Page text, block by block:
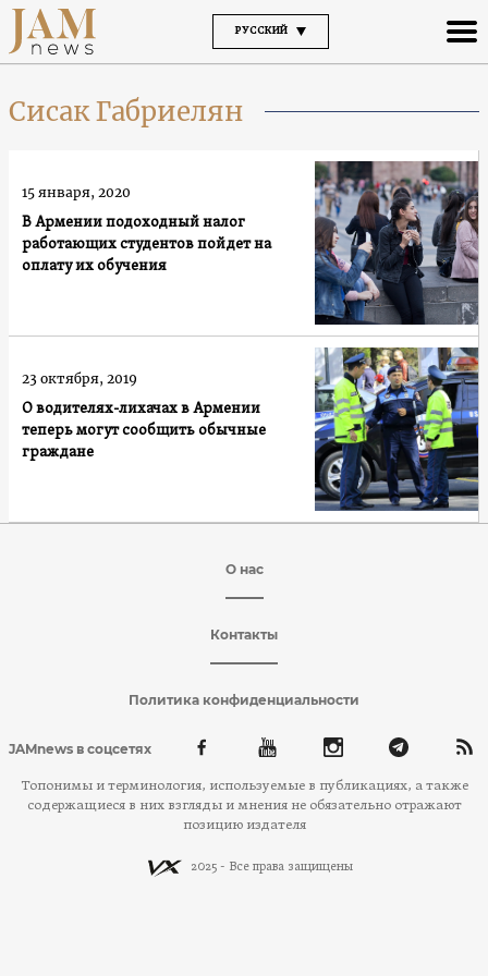
РУССКИЙ
Сисак Габриелян
В Армении подоходный налог
работающих студентов пойдет на
оплату их обучения
15 января, 2020
О водителях-лихачах в Армении
теперь могут сообщить обычные
граждане
23 октября, 2019
О нас
Контакты
Политика конфиденциальности
JAMnews в соцсетях
Топонимы и терминология, используемые в публикациях, а также
содержащиеся в них взгляды и мнения не обязательно отражают
позицию издателя
2025 - Все права защищены